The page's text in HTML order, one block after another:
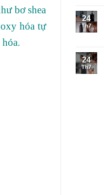
24
Th7
24
Th7
bơ shea
hóa tự